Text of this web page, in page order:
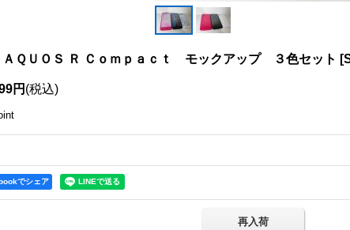
ＱＵＯＳ Ｒ Ｃｏｍｐａｃｔ モックアップ ３色セット [
円 (税込)
でシェア
再入荷